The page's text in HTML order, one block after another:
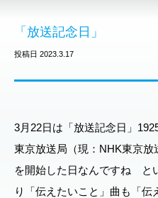
「放送記念日」
投稿日 2023.3.17
3月22日は「放送記念日」
東京放送局（現：NHK東京
を開始した日なんですね と
り「伝えたいこと」曲も「伝